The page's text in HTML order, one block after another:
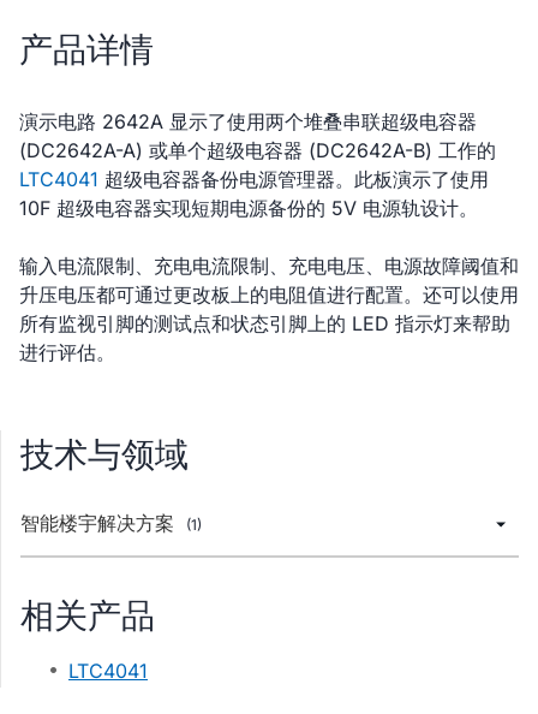
产品详情
演示电路 2642A 显示了使用两个堆叠串联超级电容器
(DC2642A-A) 或单个超级电容器 (DC2642A-B) 工作的
LTC4041 超级电容器备份电源管理器。此板演示了使用
10F 超级电容器实现短期电源备份的 5V 电源轨设计。
输入电流限制、充电电流限制、充电电压、电源故障阈值和
升压电压都可通过更改板上的电阻值进行配置。还可以使用
所有监视引脚的测试点和状态引脚上的 LED 指示灯来帮助
进行评估。
技术与领域
智能楼宇解决方案 (1)
相关产品
LTC4041